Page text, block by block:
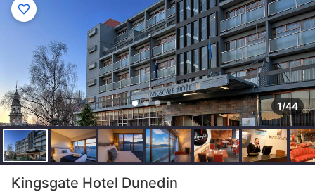
1/44
Kingsgate Hotel Dunedin